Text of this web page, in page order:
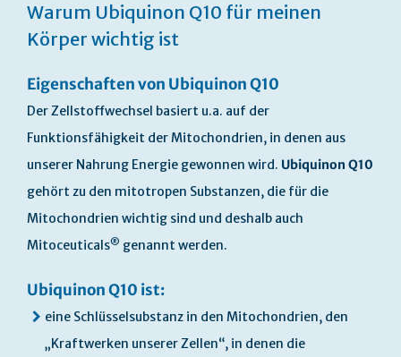
beginning
images
gallery
Warum Ubiquinon Q10 für meinen
Körper wichtig ist
Eigenschaften von Ubiquinon Q10
Der Zellstoffwechsel basiert u.a. auf der
Funktionsfähigkeit der Mitochondrien, in denen aus
unserer Nahrung Energie gewonnen wird. Ubiquinon Q10
gehört zu den mitotropen Substanzen, die für die
Mitochondrien wichtig sind und deshalb auch
Mitoceuticals® genannt werden.
Ubiquinon Q10 ist:
eine Schlüsselsubstanz in den Mitochondrien, den
„Kraftwerken unserer Zellen“, in denen die